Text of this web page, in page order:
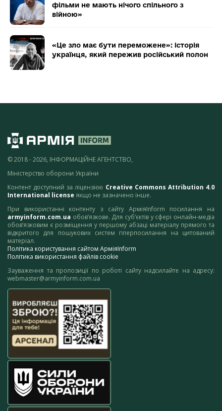
фільми не мають нічого спільного з
війною»
«Це зло має бути переможене»: історія
українця, який пережив російський полон
© 2018 - 2026, ІНФОРМАЦІЙНЕ АГЕНТСТВО,
Міністерство оборони України
Контент доступний за ліцензією Creative Commons Attribution 4.0
International license якщо не зазначено інше.
При використанні контенту з сайту АрміяInform посилання на
armyinform.com.ua обов’язкове. Для суб’єктів у сфері онлайн-медіа
обов’язковим є розміщення у першому абзаці матеріалу прямого та
відкритого для пошукових систем гіперпосилання на цитований
матеріал.
Політика користування сайтом АрміяInform
Політика використання файлів cookie
Зауваження та пропозиції по роботі сайту надсилайте на адресу:
webmaster@armyinform.com.ua